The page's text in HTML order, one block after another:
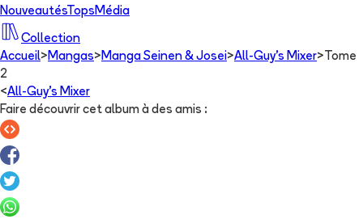
NouveautésTops Média
Collection
Accueil> Mangas> Manga Seinen & Josei>All-Guy's Mixer> Tome
2
<All-Guy's Mixer
Faire découvrir cet album à des amis :